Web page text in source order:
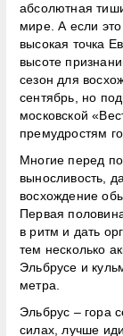
абсолютная
мире. А если
высокая точка
высоте
сезон для
сентябрь, но
московской
премудростям
Многие перед
выносливость,
восхождение
Первая
в ритм и дать
тем несколько
Эльбрусе и
метра.
Эльбрус – гора
силах, лучше